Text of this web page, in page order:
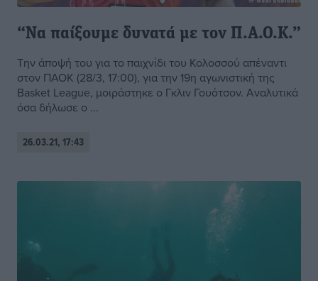
“Να παίξουμε δυνατά με τον Π.Α.Ο.Κ.”
Την άποψή του για το παιχνίδι του Κολοσσού απέναντι
στον ΠΑΟΚ (28/3, 17:00), για την 19η αγωνιστική της
Basket League, μοιράστηκε ο Γκλιν Γουότσον. Αναλυτικά
όσα δήλωσε ο ...
26.03.21, 17:43